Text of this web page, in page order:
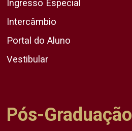
Ingresso Especial
Intercâmbio
Portal do Aluno
Vestibular
Pós-Graduação